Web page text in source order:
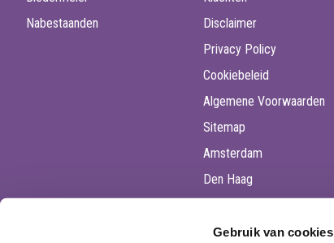
Gebruik van cookies
Nabestaanden
Disclaimer
Privacy Policy
Cookiebeleid
Algemene Voorwaarden
Sitemap
Amsterdam
Den Haag
Rotterdam